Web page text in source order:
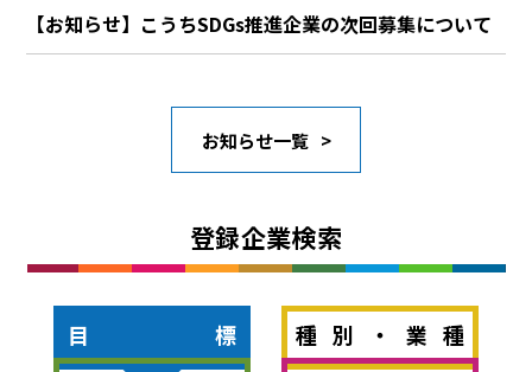
【お知らせ】こうちSDGs推進企業の次回募集について
お知らせ一覧
登録企業検索
目標
種別・業種